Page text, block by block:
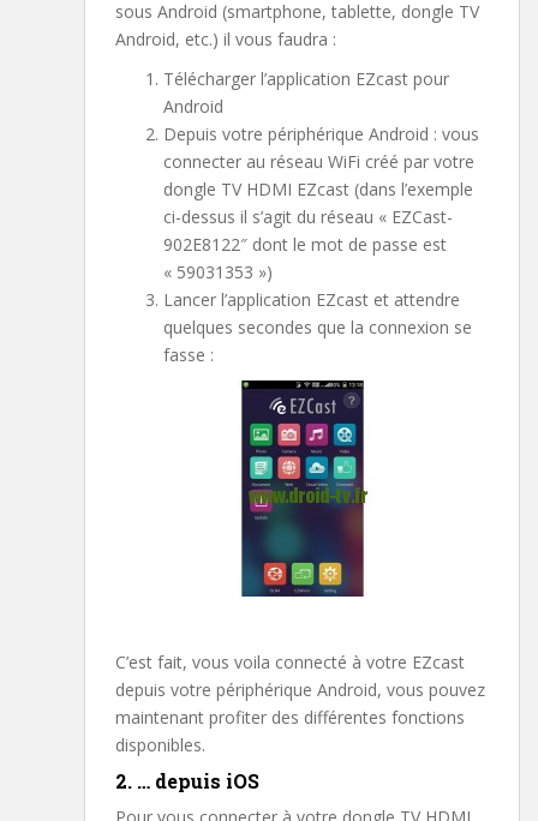
sous Android (smartphone, tablette, dongle TV
Android, etc.) il vous faudra :
Télécharger l’application EZcast pour
Android
Depuis votre périphérique Android : vous
connecter au réseau WiFi créé par votre
dongle TV HDMI EZcast (dans l’exemple
ci-dessus il s’agit du réseau « EZCast-
902E8122″ dont le mot de passe est
« 59031353 »)
Lancer l’application EZcast et attendre
quelques secondes que la connexion se
fasse :
C’est fait, vous voila connecté à votre EZcast
depuis votre périphérique Android, vous pouvez
maintenant profiter des différentes fonctions
disponibles.
2. … depuis iOS